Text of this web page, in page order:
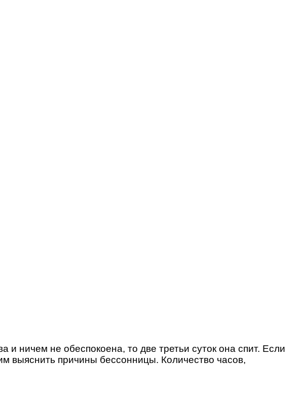
и ничем не обеспокоена, то две третьи суток она спит. Если
выяснить причины бессонницы. Количество часов,